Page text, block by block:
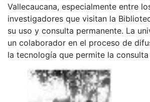
Vallecaucana, especialmente entre
investigadores que visitan la
su uso y consulta permanente. La
un colaborador en el proceso de
la tecnología que permite la consulta